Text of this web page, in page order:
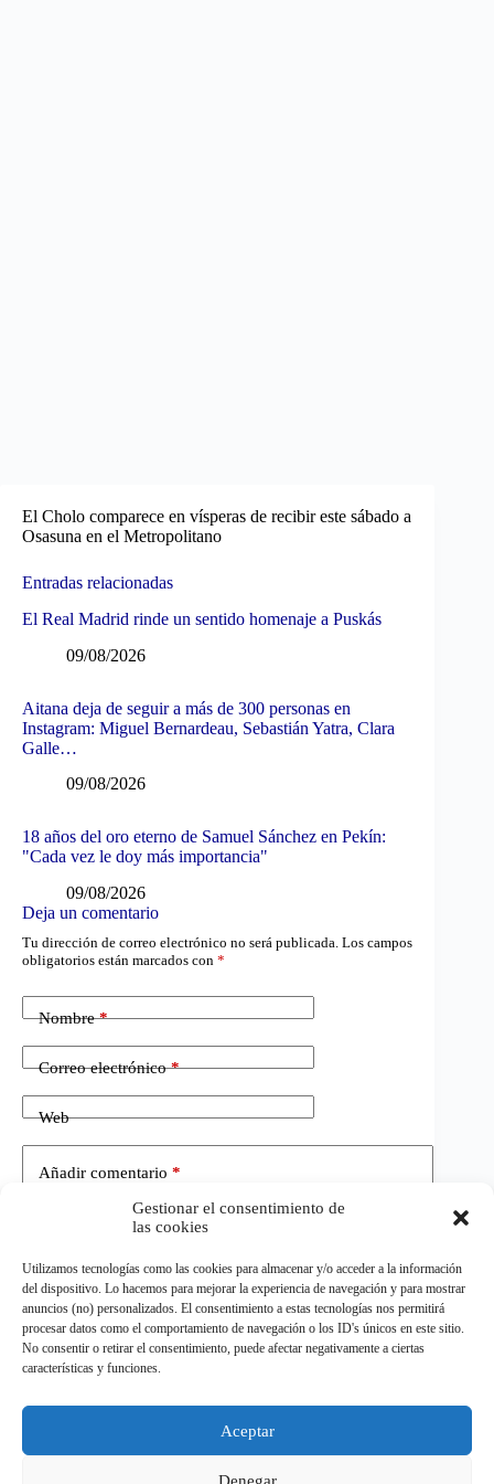
Gestionar el consentimiento de
las cookies
Utilizamos tecnologías como las cookies para almacenar y/o acceder a la información
del dispositivo. Lo hacemos para mejorar la experiencia de navegación y para mostrar
anuncios (no) personalizados. El consentimiento a estas tecnologías nos permitirá
procesar datos como el comportamiento de navegación o los ID's únicos en este sitio.
No consentir o retirar el consentimiento, puede afectar negativamente a ciertas
características y funciones.
Aceptar
Denegar
El Cholo comparece en vísperas de recibir este sábado a
Osasuna en el Metropolitano
Entradas relacionadas
El Real Madrid rinde un sentido homenaje a Puskás
09/08/2026
Aitana deja de seguir a más de 300 personas en
Instagram: Miguel Bernardeau, Sebastián Yatra, Clara
Galle…
09/08/2026
18 años del oro eterno de Samuel Sánchez en Pekín:
"Cada vez le doy más importancia"
09/08/2026
Deja un comentario
Tu dirección de correo electrónico no será publicada. Los campos
obligatorios están marcados con *
Nombre*
Correo electrónico*
Web
Añadir comentario *
Publicar el comentario
Todos los derechos reservados.